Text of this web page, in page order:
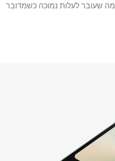
מה שעובר לעלות נמוכה כשמדובר